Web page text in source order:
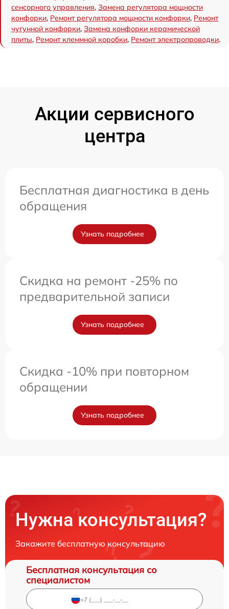
сенсорного управления, Замена регулятора мощности
конфорки, Ремонт регулятора мощности конфорки, Ремонт
чугунной конфорки, Замена конфорки керамической
плиты, Ремонт клеммной коробки, Ремонт электропроводки.
Акции сервисного
центра
Бесплатная диагностика в день
обращения
Узнать подробнее
Скидка на ремонт -25% по
предварительной записи
Узнать подробнее
Скидка -10% при повторном
обращении
Узнать подробнее
Нужна консультация?
Закажите бесплатную консультацию
Бесплатная консультация со
специалистом